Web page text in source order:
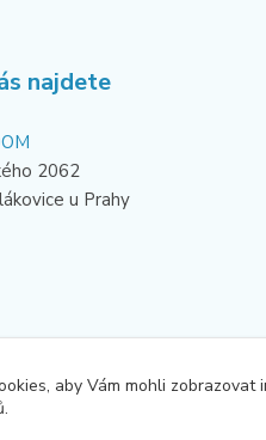
najdete
2062
u Prahy
aby Vám mohli zobrazovat